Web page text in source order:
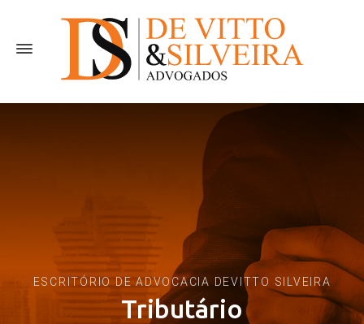
ESCRITÓRIO DE ADVOCACIA DEVITTO SILVEIRA
Tributário